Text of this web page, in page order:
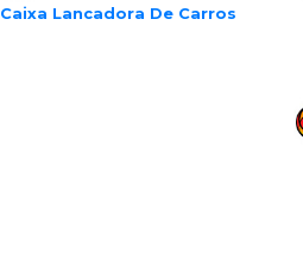
Caixa Lancadora De Carros